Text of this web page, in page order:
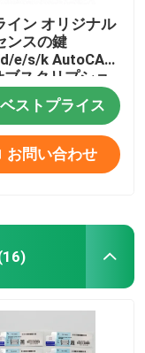
イン オリジナル
ンスの鍵
e/s/k AutoCAD
ブスクリプショ
2023/2022/2021
Mac/PC向け
フト
ベストプライス
お問い合わせ